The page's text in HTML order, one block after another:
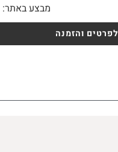
מבצע באתר:
לפרטים והזמנה